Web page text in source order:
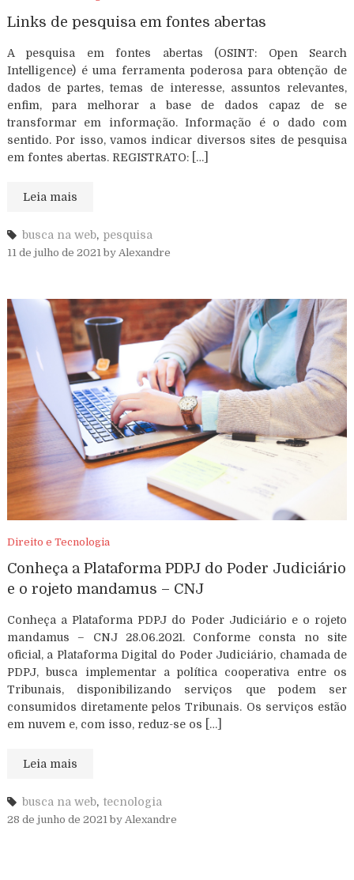
Links de pesquisa em fontes abertas
A pesquisa em fontes abertas (OSINT: Open Search
Intelligence) é uma ferramenta poderosa para obtenção de
dados de partes, temas de interesse, assuntos relevantes,
enfim, para melhorar a base de dados capaz de se
transformar em informação. Informação é o dado com
sentido. Por isso, vamos indicar diversos sites de pesquisa
em fontes abertas. REGISTRATO: […]
Leia mais
busca na web, pesquisa
11 de julho de 2021by Alexandre
Direito e Tecnologia
Conheça a Plataforma PDPJ do Poder Judiciário
e o rojeto mandamus – CNJ
Conheça a Plataforma PDPJ do Poder Judiciário e o rojeto
mandamus – CNJ 28.06.2021. Conforme consta no site
oficial, a Plataforma Digital do Poder Judiciário, chamada de
PDPJ, busca implementar a política cooperativa entre os
Tribunais, disponibilizando serviços que podem ser
consumidos diretamente pelos Tribunais. Os serviços estão
em nuvem e, com isso, reduz-se os […]
Leia mais
busca na web, tecnologia
28 de junho de 2021by Alexandre